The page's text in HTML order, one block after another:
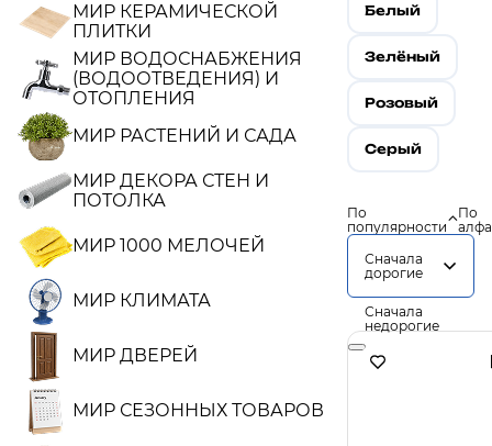
МИР КЕРАМИЧЕСКОЙ
ПЛИТКИ
МИР ВОДОСНАБЖЕНИЯ
(ВОДООТВЕДЕНИЯ) И
ОТОПЛЕНИЯ
МИР РАСТЕНИЙ И САДА
МИР ДЕКОРА СТЕН И
ПОТОЛКА
МИР 1000 МЕЛОЧЕЙ
МИР КЛИМАТА
МИР ДВЕРЕЙ
МИР СЕЗОННЫХ ТОВАРОВ
Белый
Зелёный
Розовый
Серый
По
популярности
По
Сначала
дорогие
Сначала
недорогие